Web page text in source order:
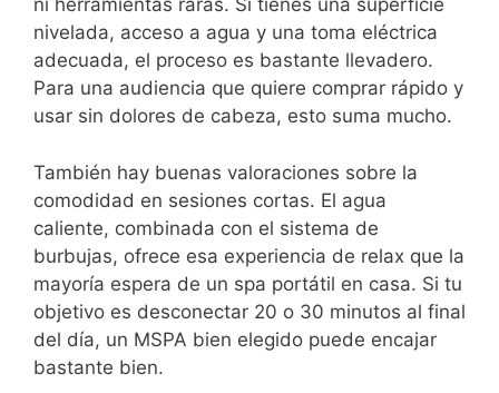
ni herramientas raras. Si tienes una superficie
nivelada, acceso a agua y una toma eléctrica
adecuada, el proceso es bastante llevadero.
Para una audiencia que quiere comprar rápido y
usar sin dolores de cabeza, esto suma mucho.
También hay buenas valoraciones sobre la
comodidad en sesiones cortas. El agua
caliente, combinada con el sistema de
burbujas, ofrece esa experiencia de relax que la
mayoría espera de un spa portátil en casa. Si tu
objetivo es desconectar 20 o 30 minutos al final
del día, un MSPA bien elegido puede encajar
bastante bien.